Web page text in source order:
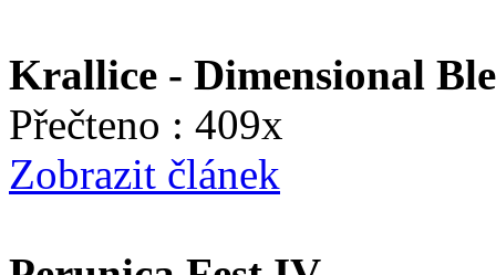
Krallice - Dimensional
Přečteno : 409x
Zobrazit článek